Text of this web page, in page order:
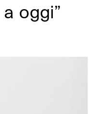
oggi”